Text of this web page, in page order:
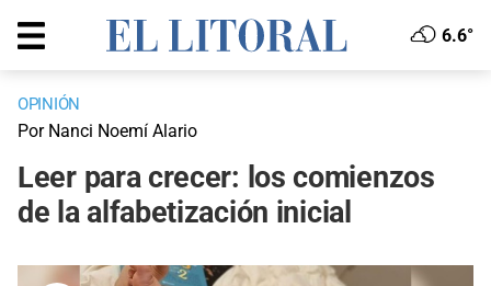
6.6°
OPINIÓN
Por Nanci Noemí Alario
Leer para crecer: los comienzos
de la alfabetización inicial